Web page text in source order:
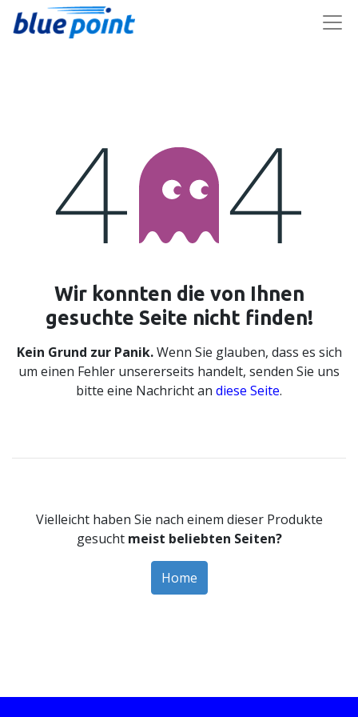
Fehler 404
Wir konnten die von Ihnen
gesuchte Seite nicht finden!
Kein Grund zur Panik.Wenn Sie glauben, dass es sich
um einen Fehler unsererseits handelt, senden Sie uns
bitte eine Nachricht an diese Seite.
Vielleicht haben Sie nach einem dieser Produkte
gesucht meist beliebten Seiten?
Home